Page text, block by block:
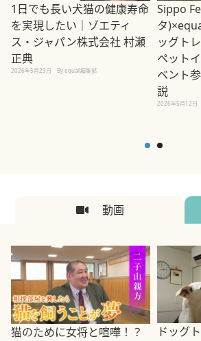
1日でも長い犬猫の健康寿命
を実現したい｜ゾエティ
ス・ジャパン株式会社 村瀬
正典
2026年5月29日 By equall編集部
Sippo
タ
ッグト
ペット
ベント
説
2026年5月12日
動画
猫のために女将と喧嘩！？
ドッグ